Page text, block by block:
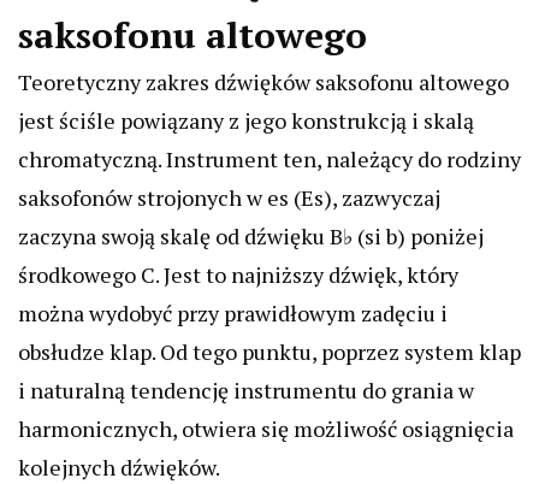
saksofonu altowego
Teoretyczny zakres dźwięków saksofonu altowego
jest ściśle powiązany z jego konstrukcją i skalą
chromatyczną. Instrument ten, należący do rodziny
saksofonów strojonych w es (Es), zazwyczaj
zaczyna swoją skalę od dźwięku B♭ (si b) poniżej
środkowego C. Jest to najniższy dźwięk, który
można wydobyć przy prawidłowym zadęciu i
obsłudze klap. Od tego punktu, poprzez system klap
i naturalną tendencję instrumentu do grania w
harmonicznych, otwiera się możliwość osiągnięcia
kolejnych dźwięków.